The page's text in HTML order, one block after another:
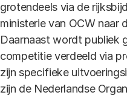
grotendeels via de
ministerie van OCW naar
Daarnaast wordt publiek
competitie verdeeld via
zijn specifieke
zijn de Nederlandse